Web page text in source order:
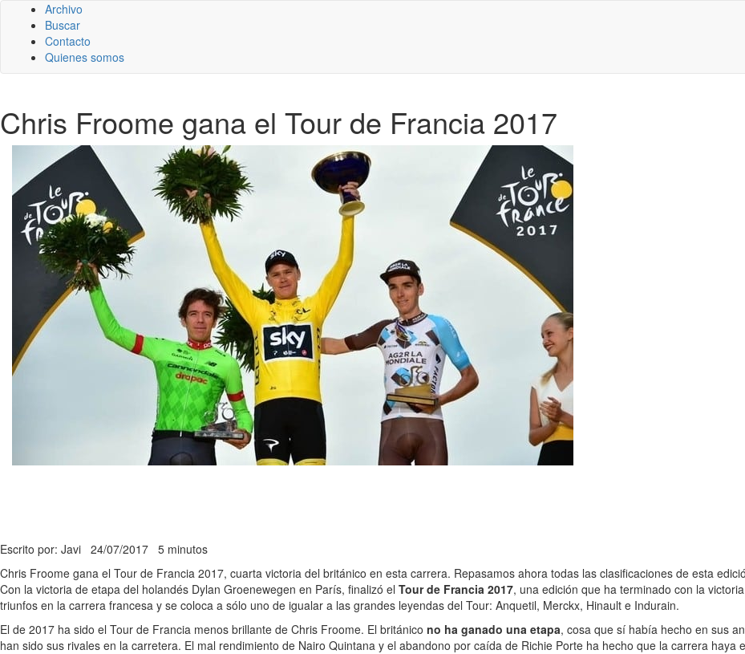
Archivo
Buscar
Contacto
Quienes somos
Chris Froome gana el Tour de Francia 2017
Escrito por: Javi 24/07/2017 5 minutos
Chris Froome gana el Tour de Francia 2017, cuarta victoria del británico en esta carrera. Repasamos ahora todas las clasificaciones de esta
Con la victoria de etapa del holandés Dylan Groenewegen en París, finalizó el Tour de Francia 2017, una edición que ha terminado con la
triunfos en la carrera francesa y se coloca a sólo uno de igualar a las grandes leyendas del Tour: Anquetil, Merckx, Hinault e Indurain.
El de 2017 ha sido el Tour de Francia menos brillante de Chris Froome. El británico no ha ganado una etapa, cosa que sí había hecho en sus
han sido sus rivales en la carretera. El mal rendimiento de Nairo Quintana y el abandono por caída de Richie Porte ha hecho que la carrera haya